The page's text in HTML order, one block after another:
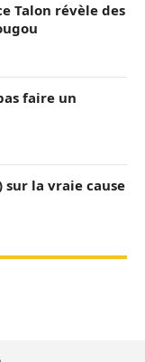
Talon révèle des
faire un
sur la vraie cause